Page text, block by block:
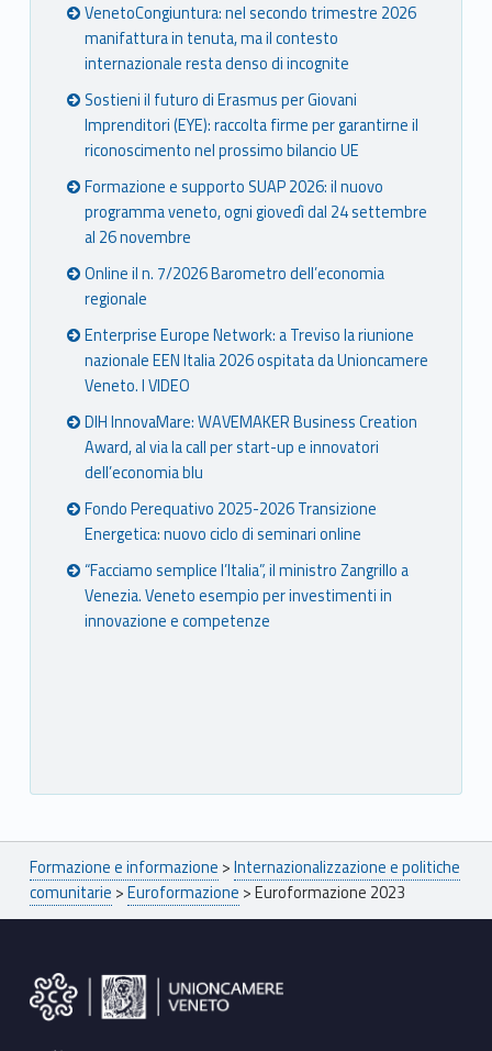
VenetoCongiuntura: nel secondo trimestre 2026
manifattura in tenuta, ma il contesto
internazionale resta denso di incognite
Sostieni il futuro di Erasmus per Giovani
Imprenditori (EYE): raccolta firme per garantirne il
riconoscimento nel prossimo bilancio UE
Formazione e supporto SUAP 2026: il nuovo
programma veneto, ogni giovedì dal 24 settembre
al 26 novembre
Online il n. 7/2026 Barometro dell’economia
regionale
Enterprise Europe Network: a Treviso la riunione
nazionale EEN Italia 2026 ospitata da Unioncamere
Veneto. I VIDEO
DIH InnovaMare: WAVEMAKER Business Creation
Award, al via la call per start-up e innovatori
dell’economia blu
Fondo Perequativo 2025-2026 Transizione
Energetica: nuovo ciclo di seminari online
“Facciamo semplice l’Italia”, il ministro Zangrillo a
Venezia. Veneto esempio per investimenti in
innovazione e competenze
Breadcrumbs navigation
Formazione e informazione >Internazionalizzazione e politiche
comunitarie >Euroformazione >Euroformazione 2023